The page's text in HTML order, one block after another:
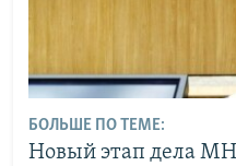
БОЛЬШЕ ПО ТЕМЕ:
Новый этап дела